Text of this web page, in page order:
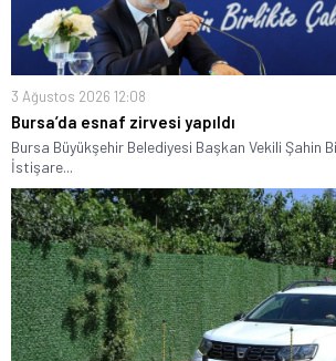
3 Ağustos 2026 12:08
Bursa’da esnaf zirvesi yapıldı
Bursa Büyükşehir Belediyesi Başkan Vekili Şahin
İstişare...